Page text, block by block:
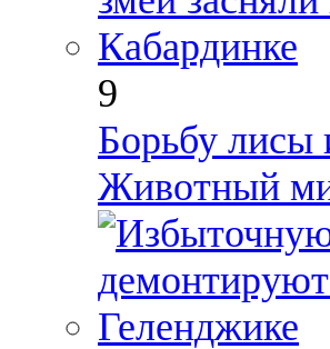
9
Борьбу лисы
Животный